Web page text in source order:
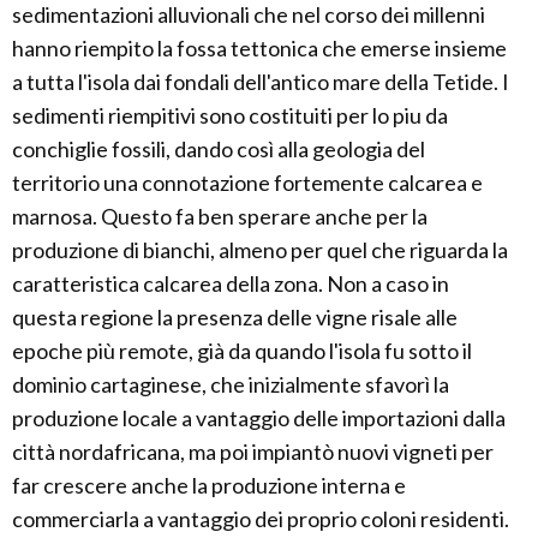
sedimentazioni alluvionali che nel corso dei millenni
hanno riempito la fossa tettonica che emerse insieme
a tutta l'isola dai fondali dell'antico mare della Tetide. I
sedimenti riempitivi sono costituiti per lo piu da
conchiglie fossili, dando così alla geologia del
territorio una connotazione fortemente calcarea e
marnosa. Questo fa ben sperare anche per la
produzione di bianchi, almeno per quel che riguarda la
caratteristica calcarea della zona. Non a caso in
questa regione la presenza delle vigne risale alle
epoche più remote, già da quando l'isola fu sotto il
dominio cartaginese, che inizialmente sfavorì la
produzione locale a vantaggio delle importazioni dalla
città nordafricana, ma poi impiantò nuovi vigneti per
far crescere anche la produzione interna e
commerciarla a vantaggio dei proprio coloni residenti.